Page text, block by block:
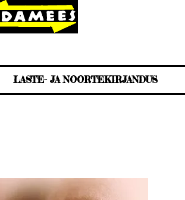
LASTE- JA NOORTEKIRJANDUS